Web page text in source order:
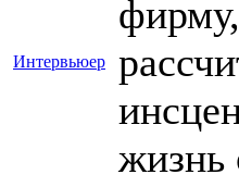
Интервьюер
жизнь